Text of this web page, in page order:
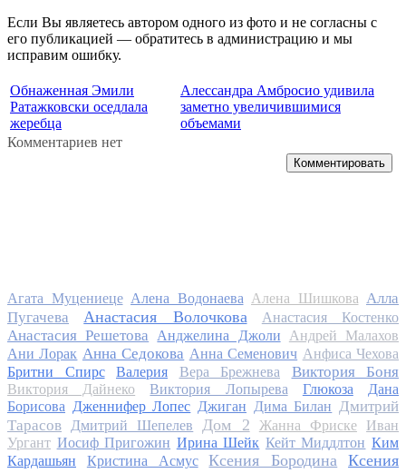
Если Вы являетесь автором одного из фото и не согласны с
его публикацией — обратитесь в администрацию и мы
исправим ошибку.
Обнаженная Эмили
Ратажковски оседлала
жеребца
Алессандра Амбросио удивила
заметно увеличившимися
объемами
Комментариев нет
Комментировать
Агата Муцениеце Алена Водонаева Алена Шишкова Алла
Пугачева
Анастасия Волочкова Анастасия Костенко
Анастасия Решетова Анджелина Джоли
Андрей Малахов
Ани Лорак Анна Седокова Анна Семенович Анфиса Чехова
Бритни Спирс
Валерия Вера Брежнева Виктория Боня
Виктория Дайнеко Виктория Лопырева Глюкоза
Дана
Борисова Дженнифер Лопес Джиган Дима Билан Дмитрий
Тарасов
Дмитрий Шепелев Дом 2 Жанна Фриске
Иван
Ургант Иосиф Пригожин Ирина Шейк Кейт Миддлтон Ким
Кардашьян
Кристина Асмус Ксения Бородина
Ксения